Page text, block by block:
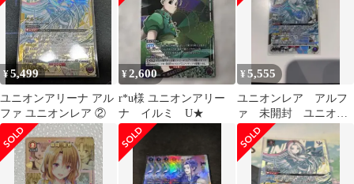
¥5,499
ユニオンアリーナ アル
ファ ユニオンレア ②
¥2,600
r*u様 ユニオンアリー
ナ イルミ U★
¥5,555
ユニオンレア アルフ
ァ 未開封 ユニオン
アリーナ ユニレア
ユニアリ